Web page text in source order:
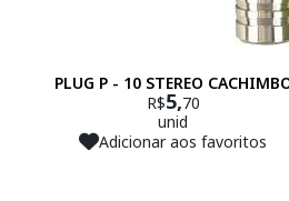
PLUG P - 10 STEREO
R$5,70
unid
Adicionar aos favoritos